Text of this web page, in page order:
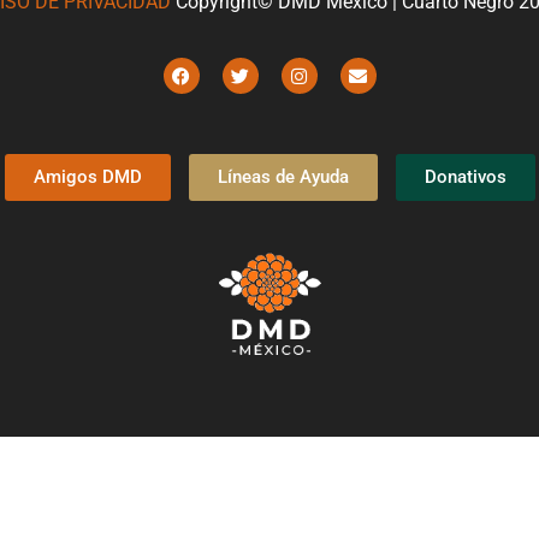
Amigos DMD Líneas de Ayuda Donativos